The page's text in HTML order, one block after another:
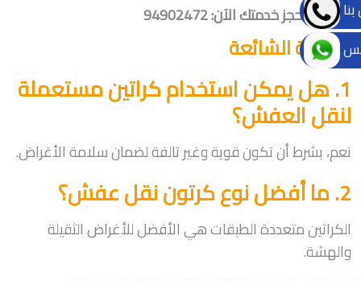
لا تتردد، احجز خدمتك الآن: 94902472
الأسئلة الشائعة
1. هل يمكن استخدام كراتين مستعملة
لنقل العفش؟
نعم، بشرط أن تكون قوية وغير تالفة لضمان سلامة الأغراض.
2. ما أفضل نوع كرتون نقل عفش؟
الكراتين متعددة الطبقات هي الأفضل للأغراض الثقيلة
والهشة.